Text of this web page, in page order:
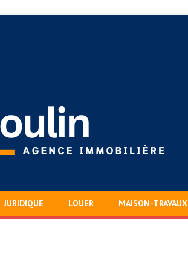
JURIDIQUE LOUER MAISON-TRAVAUX